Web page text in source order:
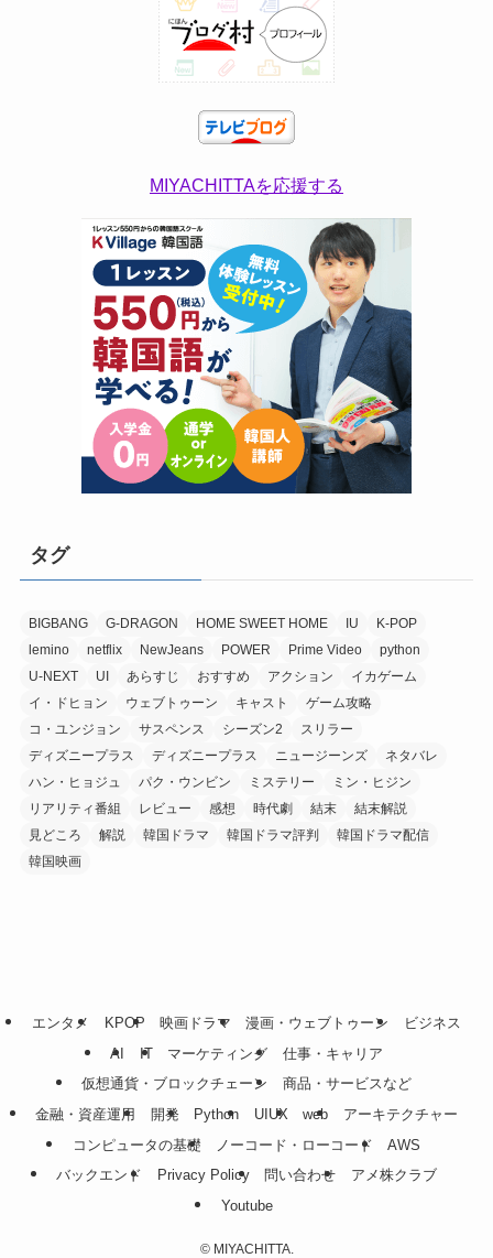
MIYACHITTAを応援する
タグ
BIGBANG G-DRAGON HOME SWEET HOME IU
K-POP
lemino
netflix NewJeans POWER Prime Video
python
U-NEXT
UI あらすじ おすすめ アクション
イカゲーム
イ・ドヒョン
ウェブトゥーン キャスト
ゲーム攻略
コ・ユンジョン
サスペンス シーズン2
スリラー
ディズニープラス
ディズニープラス ニュージーンズ
ネタバレ
ハン・ヒョジュ
パク・ウンビン ミステリー
ミン・ヒジン
リアリティ番組
レビュー 感想 時代劇 結末
結末解説
見どころ
解説 韓国ドラマ 韓国ドラマ評判
韓国ドラマ配信
韓国映画
エンタメ KPOP 映画ドラマ 漫画・ウェブトゥーン
ビジネス
AI
IT マーケティング
仕事・キャリア
仮想通貨・ブロックチェーン
商品・サービスなど
金融・資産運用
開発 Python UIUX web
アーキテクチャー
コンピュータの基礎
ノーコード・ローコード
AWS
バックエンド
Privacy Policy 問い合わせ
アメ株クラブ
Youtube
©MIYACHITTA.